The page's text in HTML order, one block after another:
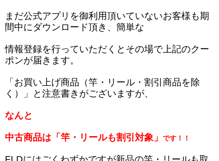
まだ公式アプリを御利用頂いていないお客様も期
間中にダウンロード頂き、簡単な
情報登録を行っていただくとその場で上記のクー
ポンが届きます。
「お買い上げ商品（竿・リール・割引商品を除
く）」と注意書きがございますが、
なんと
中古商品は「竿・リールも割引対象」 です！！